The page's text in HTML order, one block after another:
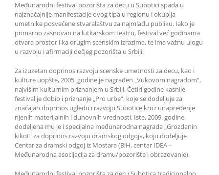
Međunarodni festival pozorišta za decu u Subotici spada u
najznačajnije manifestacije ovog tipa u regionu i okuplja
umetnike posvećene stvaralaštvu za najmlađu publiku. Iako je
primarno zasnovan na lutkarskom teatru, festival već godinama
otvara prostor i ka drugim scenskim izrazima, te ima važnu ulogu
u razvoju i afirmaciji dečjeg pozorišta u Srbiji.
Za izuzetan doprinos razvoju scenske umetnosti za decu, kao i
kulture uopšte, 2005. godine je nagrađen „Vukovom nagradom“,
najvišim kulturnim priznanjem u Srbiji. Četiri godine kasnije,
festival je dobio i priznanje „Pro urbe“, koje se dodeljuje za
značajan doprinos ugledu i razvoju Subotice kroz unapređenje
njenih materijalnih i duhovnih vrednosti. Iste, 2009. godine,
dodeljena mu je i specijalna međunarodna nagrada „Grozdanin
kikot“ za doprinos razvoju dramskog odgoja, koju dodeljuje
Centar za dramski odgoj iz Mostara (BiH, centar IDEA –
Međunarodna asocijacija za dramu/pozorište i obrazovanje).